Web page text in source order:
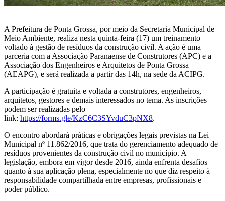
A Prefeitura de Ponta Grossa, por meio da Secretaria Municipal de
Meio Ambiente, realiza nesta quinta-feira (17) um treinamento
voltado à gestão de resíduos da construção civil. A ação é uma
parceria com a Associação Paranaense de Construtores (APC) e a
Associação dos Engenheiros e Arquitetos de Ponta Grossa
(AEAPG), e será realizada a partir das 14h, na sede da ACIPG.
A participação é gratuita e voltada a construtores, engenheiros,
arquitetos, gestores e demais interessados no tema. As inscrições
podem ser realizadas pelo
link: https://forms.gle/KzC6C3SYvduC3pNX8.
O encontro abordará práticas e obrigações legais previstas na Lei
Municipal nº 11.862/2016, que trata do gerenciamento adequado de
resíduos provenientes da construção civil no município. A
legislação, embora em vigor desde 2016, ainda enfrenta desafios
quanto à sua aplicação plena, especialmente no que diz respeito à
responsabilidade compartilhada entre empresas, profissionais e
poder público.